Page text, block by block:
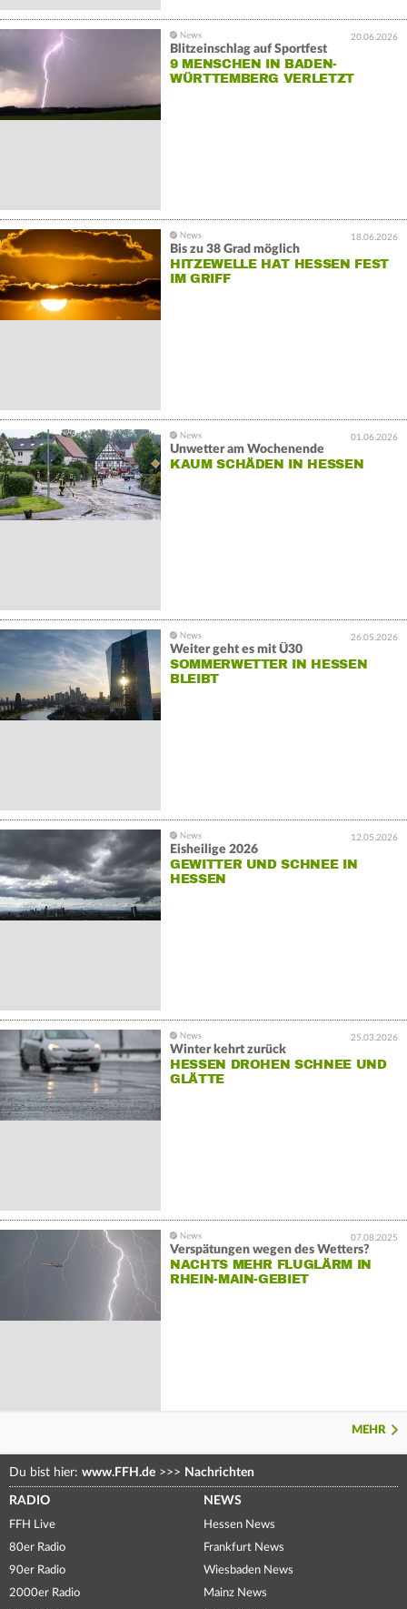
20.06.2026
Blitzeinschlag auf Sportfest
9 MENSCHEN IN BADEN-
WÜRTTEMBERG VERLETZT
18.06.2026
Bis zu 38 Grad möglich
HITZEWELLE HAT HESSEN FEST
IM GRIFF
01.06.2026
Unwetter am Wochenende
KAUM SCHÄDEN IN HESSEN
26.05.2026
Weiter geht es mit Ü30
SOMMERWETTER IN HESSEN
BLEIBT
12.05.2026
Eisheilige 2026
GEWITTER UND SCHNEE IN
HESSEN
25.03.2026
Winter kehrt zurück
HESSEN DROHEN SCHNEE UND
GLÄTTE
07.08.2025
Verspätungen wegen des Wetters?
NACHTS MEHR FLUGLÄRM IN
RHEIN-MAIN-GEBIET
MEHR
Du bist hier: www.FFH.de >>> Nachrichten
RADIO
FFH Live
80er Radio
90er Radio
2000er Radio
NEWS
Hessen News
Frankfurt News
Wiesbaden News
Mainz News